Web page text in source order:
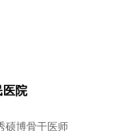
医院
硕博骨干医师